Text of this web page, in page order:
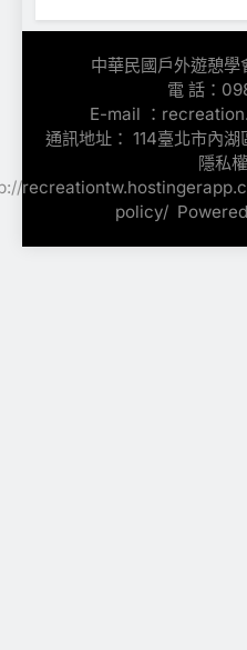
中華民國戶外遊憩
電 話：
E-mail ：
通訊地址： 114臺北市內
隱私
policy/